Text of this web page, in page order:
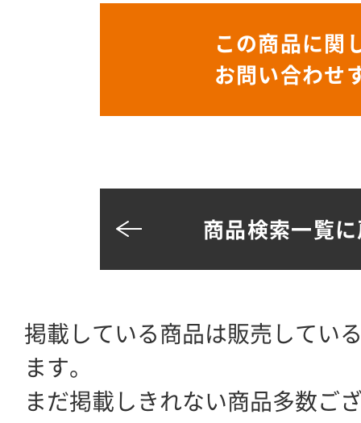
この商品に関
お問い合わせ
商品検索一覧
掲載している商品は販売してい
ます。
まだ掲載しきれない商品多数ご